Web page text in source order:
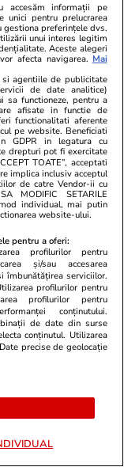
01 aug.
15 iul.
accesăm informații pe
unici pentru prelucrarea
gestiona preferințele dvs.
unui interes legitim
Aceste alegeri
afecta navigarea. Mai
agentiile de publicitate
de date analitice)
sa functioneze, pentru a
afisate in functie de
functionalitati aferente
pe website. Beneficiati
GDPR in legatura cu
drepturi pot fi exercitate
TOATE”, acceptati
implica inclusiv acceptul
de catre Vendor-ii cu
MODIFIC SETARILE
individual, mai putin
website-ului.
pentru a oferi:
profilurilor pentru
și/sau accesarea
îmbunătățirea serviciilor.
profilurilor pentru
profilurilor pentru
conținutului.
de date din surse
conținutul. Utilizarea
precise de geolocație